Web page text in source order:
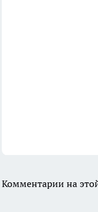
Комментарии на